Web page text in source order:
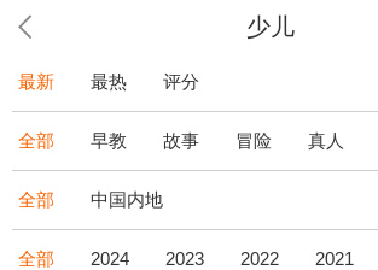
少儿
最新 最热 评分
全部 早教 故事 冒险 真人
全部 中国内地
全部 2024 2023 2022 2021